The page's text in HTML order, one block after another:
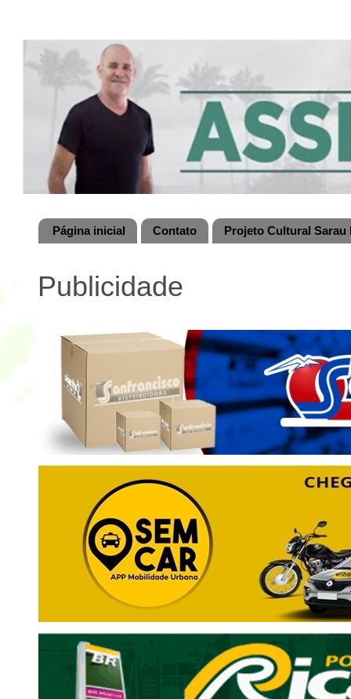
Página inicial Contato Projeto Cultural
Publicidade